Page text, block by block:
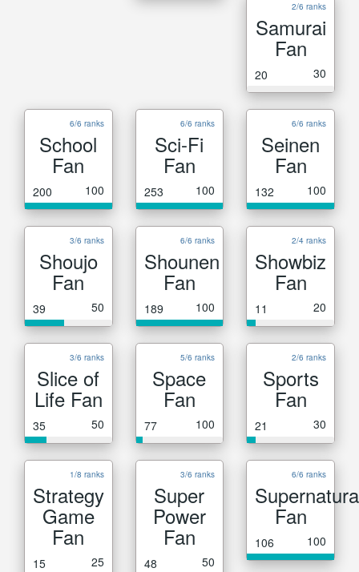
2/6 ranks
Samurai
Fan
20 30
6/6 ranks
School
Fan
200 100
6/6 ranks
Sci-Fi
Fan
253 100
6/6 ranks
Seinen
Fan
132 100
3/6 ranks
Shoujo
Fan
39 50
6/6 ranks
Shounen
Fan
189 100
2/4 ranks
Showbiz
Fan
11 20
3/6 ranks
Slice of
Life Fan
35 50
5/6 ranks
Space
Fan
77 100
2/6 ranks
Sports
Fan
21 30
1/8 ranks
Strategy
Game
Fan
15 25
3/6 ranks
Super
Power
Fan
48 50
6/6 ranks
Fan
106 100